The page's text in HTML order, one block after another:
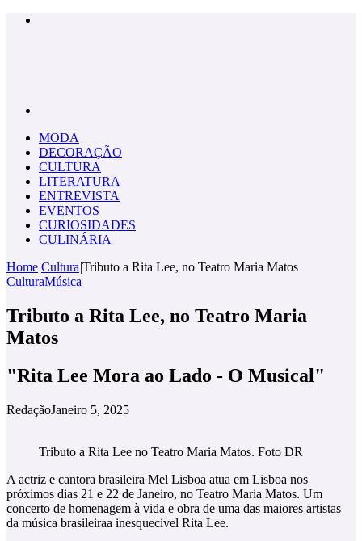
MODA
DECORAÇÃO
CULTURA
LITERATURA
ENTREVISTA
EVENTOS
CURIOSIDADES
CULINÁRIA
Home|Cultura|Tributo a Rita Lee, no Teatro Maria Matos
CulturaMúsica
Tributo a Rita Lee, no Teatro Maria
Matos
"Rita Lee Mora ao Lado - O Musical"
RedaçãoJaneiro 5, 2025
Tributo a Rita Lee no Teatro Maria Matos. Foto DR
A actriz e cantora brasileira Mel Lisboa atua em Lisboa nos
próximos dias 21 e 22 de Janeiro, no Teatro Maria Matos. Um
concerto de homenagem à vida e obra de uma das maiores artistas
da música brasileiraa inesquecível Rita Lee.